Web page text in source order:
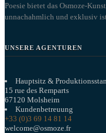
Poesie bietet das Osmoze-
unnachahmlich und exklusiv ist.
UNSERE AGENTUREN
Hauptsitz &
15 rue des Remparts
67120 Molsheim
Kundenbetreuung
+33 (0)3 69 14 81 14
welcome@osmoze.fr